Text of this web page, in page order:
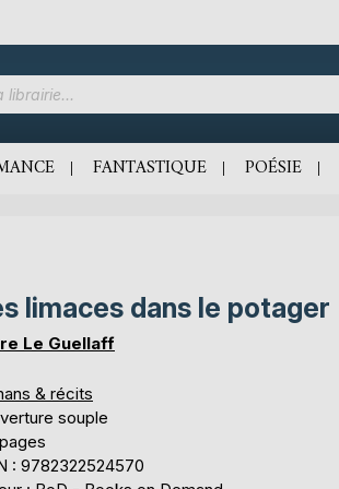
FANTASTIQUE POÉSIE
limaces dans le potager
Le Guellaff
& récits
souple
: 9782322524570